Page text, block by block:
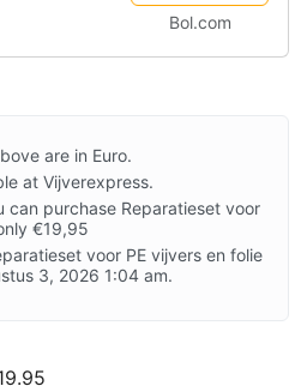
Bol.com
are in Euro.
at Vijverexpress.
can purchase Reparatieset voor
€19,95
voor PE vijvers en folie
3, 2026 1:04 am.